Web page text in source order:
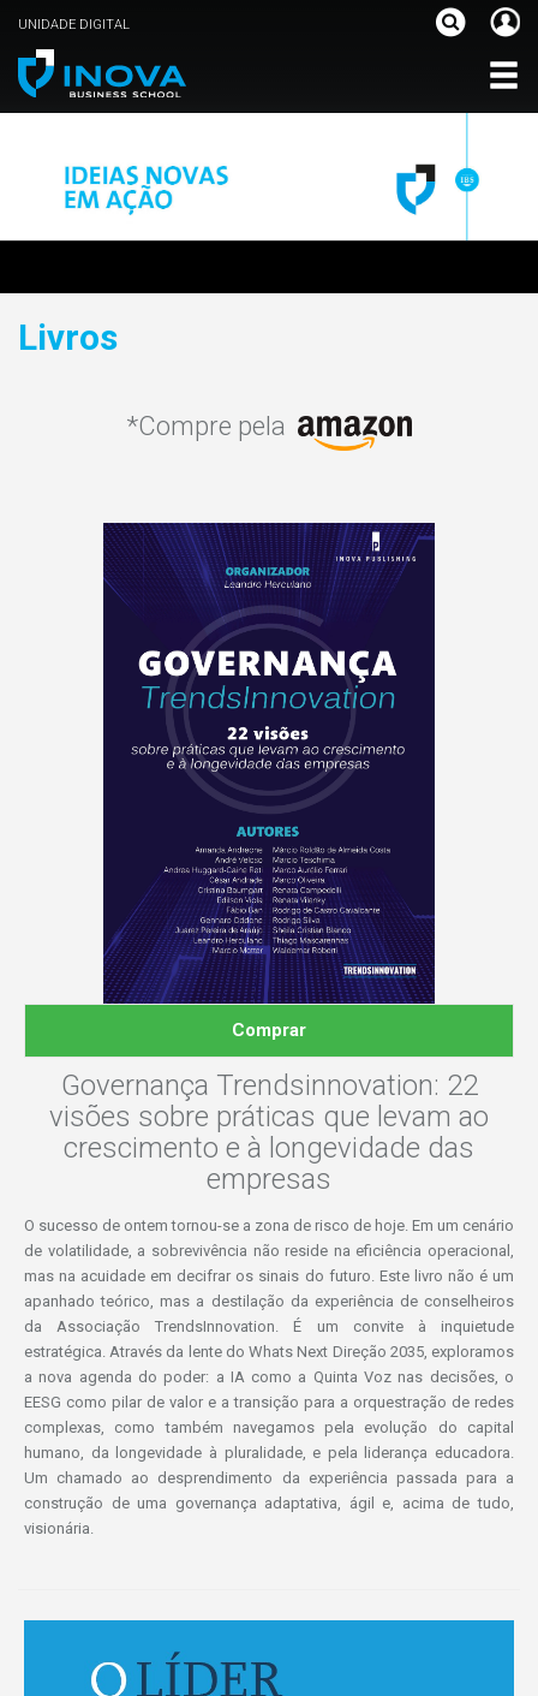
UNIDADE DIGITAL
Livros
*Compre pela
Comprar
Governança Trendsinnovation: 22
visões sobre práticas que levam ao
crescimento e à longevidade das
empresas
O sucesso de ontem tornou-se a zona de risco de hoje. Em um cenário
de volatilidade, a sobrevivência não reside na eficiência operacional,
mas na acuidade em decifrar os sinais do futuro. Este livro não é um
apanhado teórico, mas a destilação da experiência de conselheiros
da Associação TrendsInnovation. É um convite à inquietude
estratégica. Através da lente do Whats Next Direção 2035, exploramos
a nova agenda do poder: a IA como a Quinta Voz nas decisões, o
EESG como pilar de valor e a transição para a orquestração de redes
complexas, como também navegamos pela evolução do capital
humano, da longevidade à pluralidade, e pela liderança educadora.
Um chamado ao desprendimento da experiência passada para a
construção de uma governança adaptativa, ágil e, acima de tudo,
visionária.